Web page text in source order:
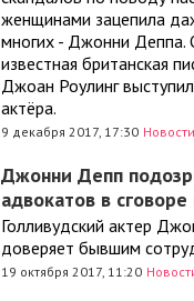
женщинами зацепила
многих - Джонни Деппа.
известная британская
Джоан Роулинг
актёра.
9 декабря 2017, 17:30 Новости
Джонни Депп
адвокатов в
Голливудский актер
доверяет бывшим
19 октября 2017, 11:20